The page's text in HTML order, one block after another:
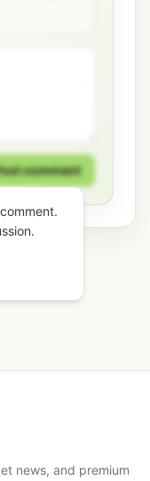
comment
news, and premium